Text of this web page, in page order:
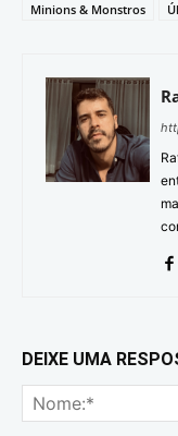
Minions & Monstros
DEIXE UMA